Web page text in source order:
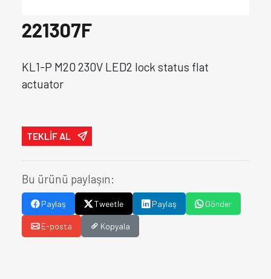
221307F
KL1-P M20 230V LED2 lock status flat
actuator
TEKLİF AL
Bu ürünü paylaşın:
Paylaş Tweetle Paylaş Gönder
E-posta Kopyala